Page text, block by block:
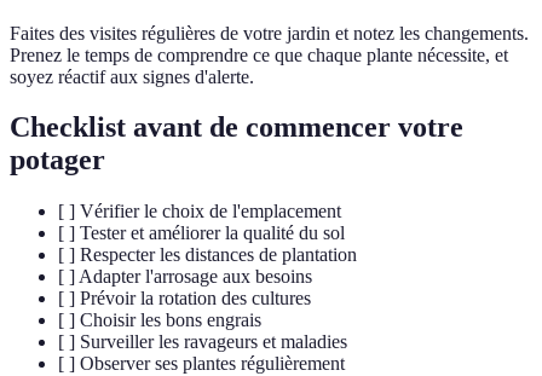
Faites des visites régulières de votre jardin et notez les changements.
Prenez le temps de comprendre ce que chaque plante nécessite, et
soyez réactif aux signes d'alerte.
Checklist avant de commencer votre
potager
[ ] Vérifier le choix de l'emplacement
[ ] Tester et améliorer la qualité du sol
[ ] Respecter les distances de plantation
[ ] Adapter l'arrosage aux besoins
[ ] Prévoir la rotation des cultures
[ ] Choisir les bons engrais
[ ] Surveiller les ravageurs et maladies
[ ] Observer ses plantes régulièrement